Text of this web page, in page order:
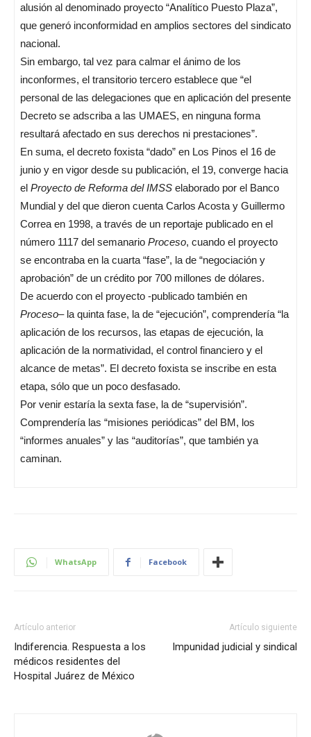
alusión al denominado proyecto “Analítico Puesto Plaza”,
que generó inconformidad en amplios sectores del sindicato
nacional.
Sin embargo, tal vez para calmar el ánimo de los
inconformes, el transitorio tercero establece que “el
personal de las delegaciones que en aplicación del presente
Decreto se adscriba a las UMAES, en ninguna forma
resultará afectado en sus derechos ni prestaciones”.
En suma, el decreto foxista “dado” en Los Pinos el 16 de
junio y en vigor desde su publicación, el 19, converge hacia
el Proyecto de Reforma del IMSS elaborado por el Banco
Mundial y del que dieron cuenta Carlos Acosta y Guillermo
Correa en 1998, a través de un reportaje publicado en el
número 1117 del semanario Proceso, cuando el proyecto
se encontraba en la cuarta “fase”, la de “negociación y
aprobación” de un crédito por 700 millones de dólares.
De acuerdo con el proyecto -publicado también en
Proceso– la quinta fase, la de “ejecución”, comprendería “la
aplicación de los recursos, las etapas de ejecución, la
aplicación de la normatividad, el control financiero y el
alcance de metas”. El decreto foxista se inscribe en esta
etapa, sólo que un poco desfasado.
Por venir estaría la sexta fase, la de “supervisión”.
Comprendería las “misiones periódicas” del BM, los
“informes anuales” y las “auditorías”, que también ya
caminan.
WhatsApp Facebook
Artículo anterior
Indiferencia. Respuesta a los
médicos residentes del
Hospital Juárez de México
Artículo siguiente
Impunidad judicial y sindical